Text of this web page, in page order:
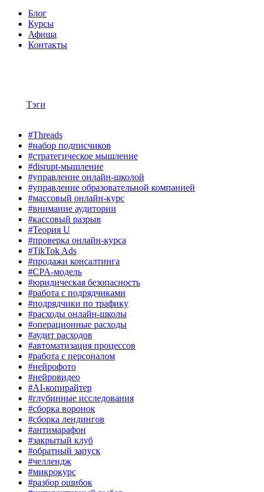
Блог
Курсы
Афиша
Контакты
Тэги
#Threads
#набор подписчиков
#стратегическое мышление
#disrupt-мышление
#управление онлайн-школой
#управление образовательной компанией
#массовый онлайн-курс
#внимание аудитории
#кассовый разрыв
#Теория U
#проверка онлайн-курса
#TikTok Ads
#продажи консалтинга
#CPA-модель
#юридическая безопасность
#работа с подрядчиками
#подрядчики по трафику
#расходы онлайн-школы
#операционные расходы
#аудит расходов
#автоматизация процессов
#работа с персоналом
#нейрофото
#нейровидео
#AI-копирайтер
#глубинные исследования
#сборка воронок
#сборка лендингов
#антимарафон
#закрытый клуб
#обратный запуск
#челлендж
#микрокурс
#разбор ошибок